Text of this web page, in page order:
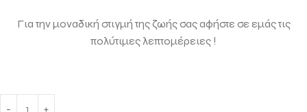
Για την μοναδική στιγμή της ζωής σας αφήστε σε εμάς τις
πολύτιμες λεπτομέρειες !